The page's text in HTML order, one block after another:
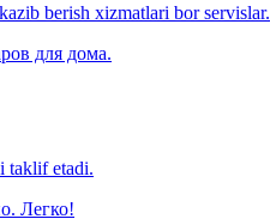
berish xizmatlari bor servislar.
для дома.
taklif etadi.
Легко!